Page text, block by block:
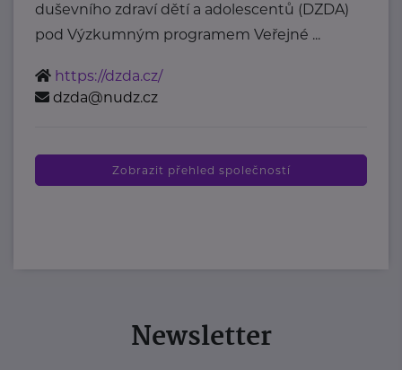
duševního zdraví dětí a adolescentů (DZDA)
pod Výzkumným programem Veřejné ...
https://dzda.cz/
dzda@nudz.cz
Zobrazit přehled společností
Newsletter